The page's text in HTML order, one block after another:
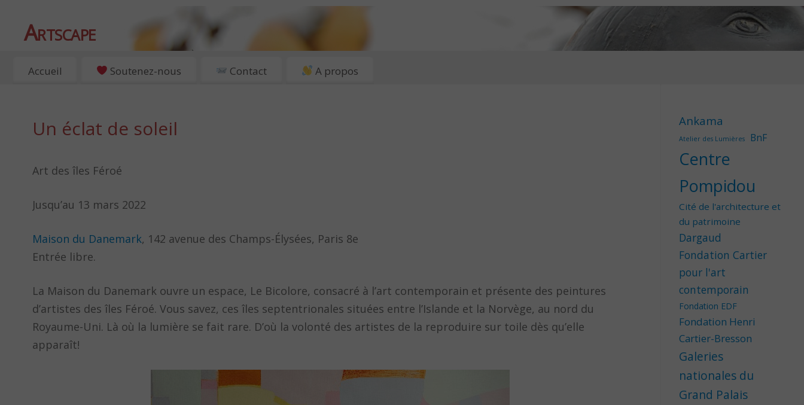
Artscape
EXPOSITIONS, ART ET CULTURE À PARIS
Accueil Soutenez-nous Contact A propos
Un éclat de soleil
Art des îles Féroé
Jusqu’au 13 mars 2022
Maison du Danemark, 142 avenue des Champs-Élysées, Paris 8e
Entrée libre.
La Maison du Danemark ouvre un espace, Le Bicolore, consacré à l’art contemporain et présente des peintures
d’artistes des îles Féroé. Vous savez, ces îles septentrionales situées entre l’Islande et la Norvège, au nord du
Royaume-Uni. Là où la lumière se fait rare. D’où la volonté des artistes de la reproduire sur toile dès qu’elle
apparaît!
Ankama
Atelier des Lumières BnF
Centre
Pompidou
Cité de l'architecture et
du patrimoine
Dargaud
Fondation Cartier
pour l'art
contemporain
Fondation EDF
Fondation Henri
Cartier-Bresson
Galeries
nationales du
Grand Palais